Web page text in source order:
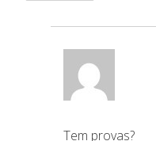
Tem provas?